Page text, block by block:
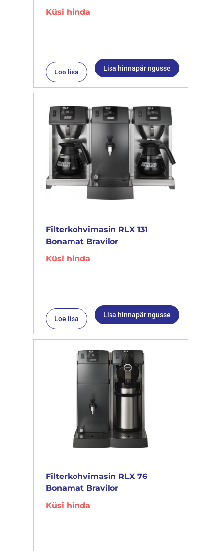
Küsi hinda
Loe lisa Lisa hinnapäringusse
Filterkohvimasin RLX 131
Bonamat Bravilor
Küsi hinda
Loe lisa Lisa hinnapäringusse
Filterkohvimasin RLX 76
Bonamat Bravilor
Küsi hinda